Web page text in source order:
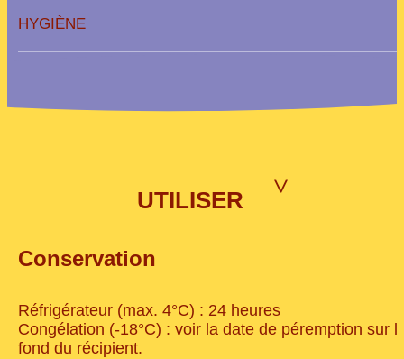
HYGIÈNE
UTILISER
>
Conservation
Réfrigérateur (max. 4°C) : 24 heures
Congélation (-18°C) : voir la date de péremption sur
fond du récipient.